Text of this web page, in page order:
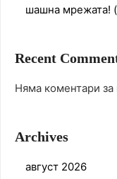
шашна мрежата!
Recent
Няма коментари за
Archives
август 2026